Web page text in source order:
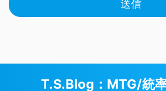
T.S.Blog：MTG/統